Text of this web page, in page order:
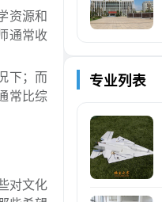
资源和
通常收
下；而
常比综
对文化
专业列表